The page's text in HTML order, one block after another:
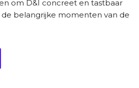
om D&I concreet en tastbaar
belangrijke momenten van de